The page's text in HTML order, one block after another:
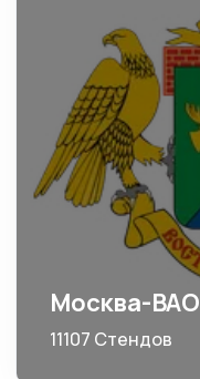
Москва-ВАО
11107 Стендов